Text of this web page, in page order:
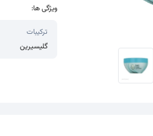
ویژگی ها:
ترکیبات
گلیسیرین